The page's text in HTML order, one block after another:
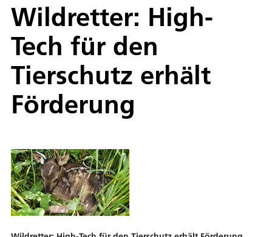
Wildretter: High-
Tech für den
Tierschutz erhält
Förderung